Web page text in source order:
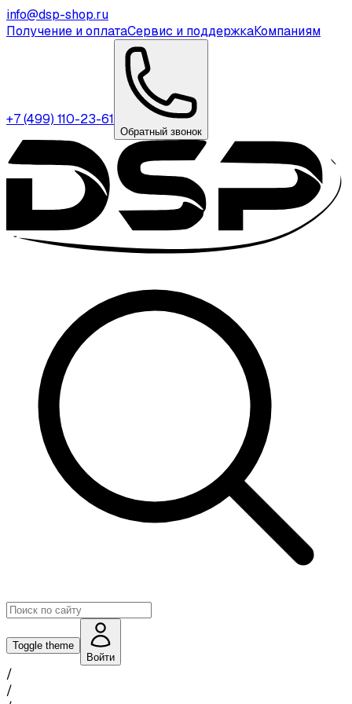
info@dsp-shop.ru
Получение и оплатаСервис и поддержкаКомпаниям
+7 (499) 110-23-61
Обратный звонок
Toggle theme
Войти
/
/